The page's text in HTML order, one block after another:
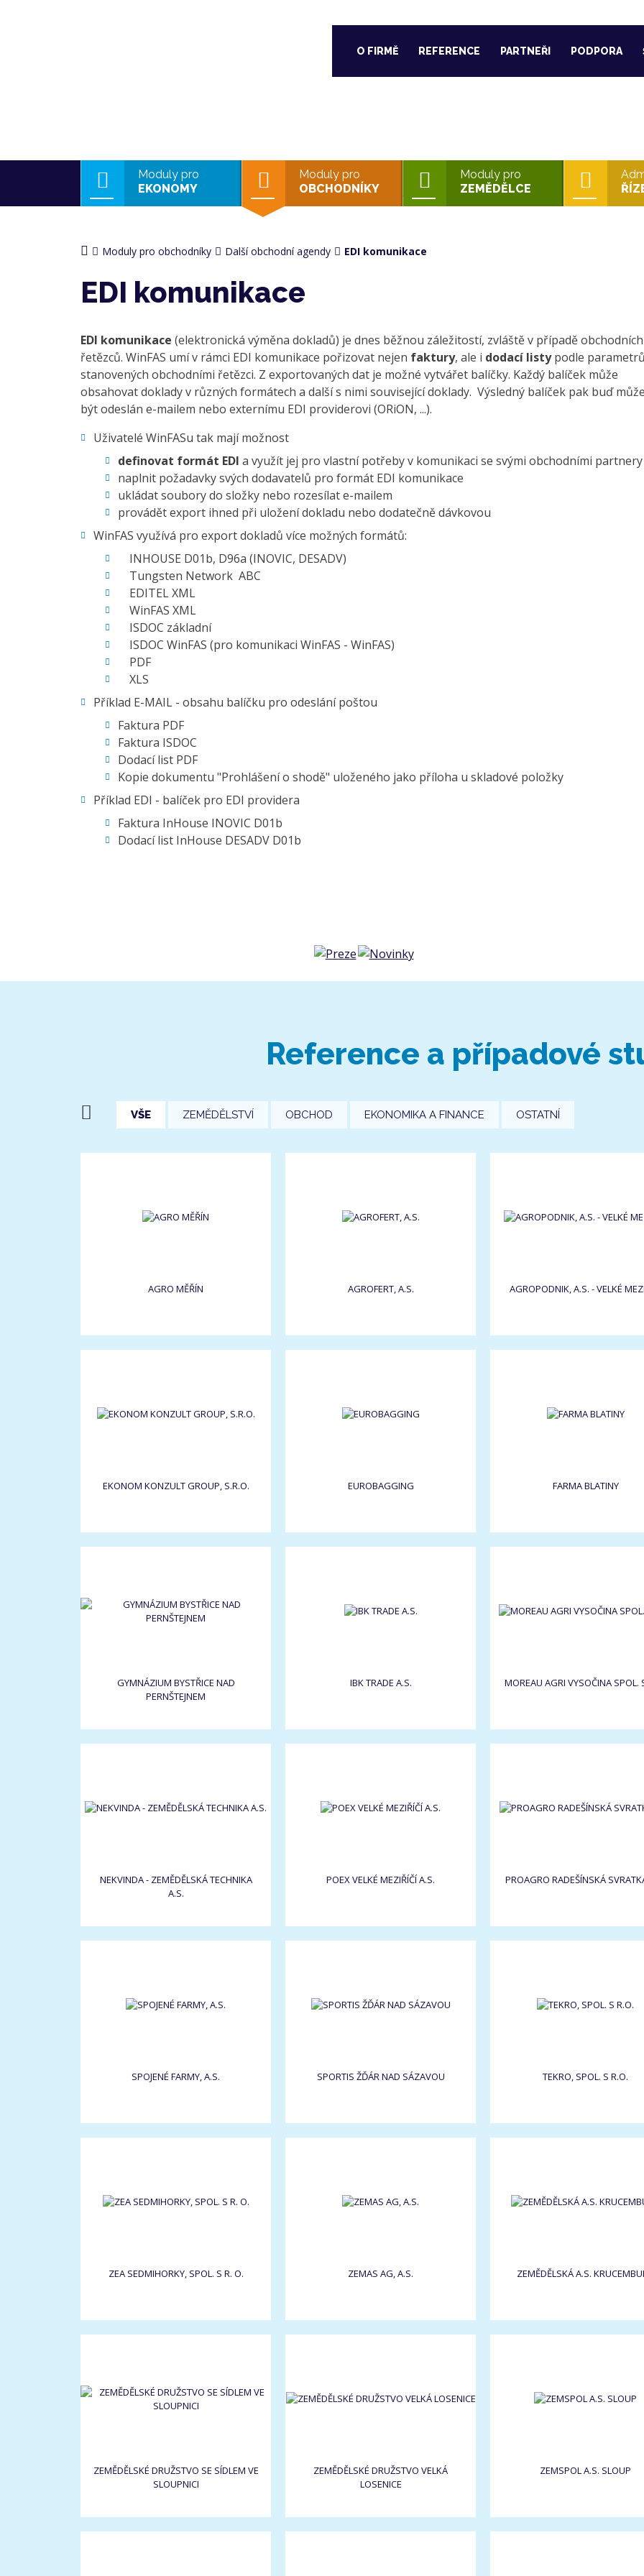
O FIRMĚ REFERENCE PARTNEŘI PODPORA
Moduly pro
EKONOMY
Moduly pro
OBCHODNÍKY
Moduly pro
ZEMĚDĚLCE
Moduly pro obchodníky Další obchodní agendy EDI komunikace
EDI komunikace
EDI komunikace (elektronická výměna dokladů) je dnes běžnou záležitostí, zvláště v případě obchodních
řetězců. WinFAS umí v rámci EDI komunikace pořizovat nejen faktury, ale i dodací listypodle
stanovených obchodními řetězci. Z exportovaných dat je možné vytvářet balíčky. Každý balíček může
obsahovat doklady v různých formátech a další s nimi související doklady. Výsledný balíček pak buď
být odeslán e-mailem nebo externímu EDI providerovi (ORiON, ...).
Uživatelé WinFASu tak mají možnost
definovat formát EDI a využít jej pro vlastní potřeby v komunikaci se svými obchodními partnery
naplnit požadavky svých dodavatelů pro formát EDI komunikace
ukládat soubory do složky nebo rozesílat e-mailem
provádět export ihned při uložení dokladu nebo dodatečně dávkovou
WinFAS využívá pro export dokladů více možných formátů:
INHOUSE D01b, D96a (INOVIC, DESADV)
Tungsten Network ABC
EDITEL XML
WinFAS XML
ISDOC základní
ISDOC WinFAS (pro komunikaci WinFAS - WinFAS)
PDF
XLS
Příklad E-MAIL - obsahu balíčku pro odeslání poštou
Faktura PDF
Faktura ISDOC
Dodací list PDF
Kopie dokumentu "Prohlášení o shodě" uloženého jako příloha u skladové položky
Příklad EDI - balíček pro EDI providera
Faktura InHouse INOVIC D01b
Dodací list InHouse DESADV D01b
Reference a případové
VŠE ZEMĚDĚLSTVÍ OBCHOD EKONOMIKA A FINANCE OSTATNÍ
AGRO MĚŘÍN AGROFERT, A.S. AGROPODNIK, A.S. - VELKÉ
EKONOM KONZULT GROUP, S.R.O. EUROBAGGING FARMA BLATINY
GYMNÁZIUM BYSTŘICE NAD
PERNŠTEJNEM
IBK TRADE A.S. MOREAU AGRI VYSOČINA SPOL.
NEKVINDA - ZEMĚDĚLSKÁ TECHNIKA
A.S.
POEX VELKÉ MEZIŘÍČÍ A.S. PROAGRO RADEŠÍNSKÁ
SPOJENÉ FARMY, A.S. SPORTIS ŽĎÁR NAD SÁZAVOU TEKRO, SPOL. S R.O.
ZEA SEDMIHORKY, SPOL. S R. O. ZEMAS AG, A.S. ZEMĚDĚLSKÁ A.S.
ZEMĚDĚLSKÉ DRUŽSTVO SE SÍDLEM VE
SLOUPNICI
ZEMĚDĚLSKÉ DRUŽSTVO VELKÁ
LOSENICE
ZEMSPOL A.S. SLOUP